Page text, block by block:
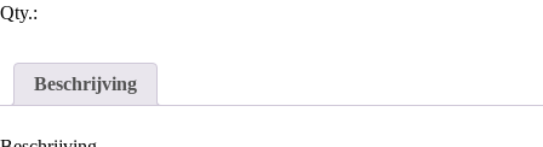
Qty.:
Beschrijving